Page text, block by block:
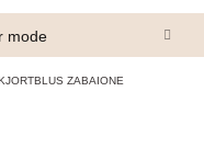
mode
ZABAIONE